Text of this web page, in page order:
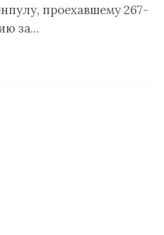
проехавшему 267-
за…